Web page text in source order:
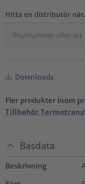
Hitta en distributör
Downloads
Fler produkter inom
Tillbehör
Basdata
Beskrivning